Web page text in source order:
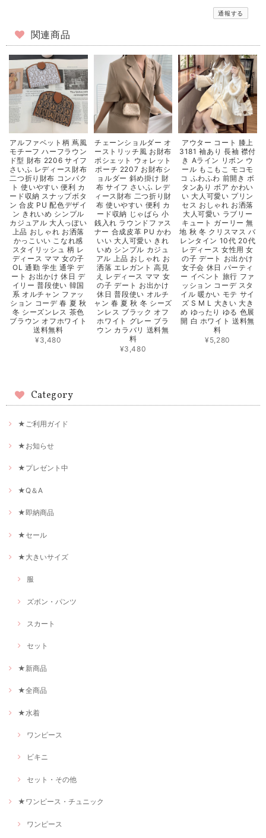
通報する
関連商品
アルファベット柄 蔦風
モチーフ ハーフラウン
ド型 財布 2206 サイフ
さいふ レディース財布
二つ折り財布 コンパク
ト 使いやすい 便利 カ
ード収納 スナップボタ
ン 合皮 PU 配色デザイ
ン きれいめ シンプル
カジュアル 大人っぽい
上品 おしゃれ お洒落
かっこいい こなれ感
スタイリッシュ 柄 レ
ディース ママ 女の子
OL 通勤 学生 通学 デ
ート お出かけ 休日 デ
イリー 普段使い 韓国
系 オルチャン ファッ
ション コーデ 春 夏 秋
冬 シーズンレス 茶色
ブラウン オフホワイト
送料無料
¥3,480
チェーンショルダー オ
ーストリッチ風 お財布
ポシェット ウォレット
ポーチ 2207 お財布シ
ョルダー 斜め掛け 財
布 サイフ さいふ レデ
ィース財布 二つ折り財
布 使いやすい 便利 カ
ード収納 じゃばら 小
銭入れ ラウンドファス
ナー 合成皮革 PU かわ
いい 大人可愛い きれ
いめ シンプル カジュ
アル 上品 おしゃれ お
洒落 エレガント 高見
え レディース ママ 女
の子 デート お出かけ
休日 普段使い オルチ
ャン 春 夏 秋 冬 シーズ
ンレス ブラック オフ
ホワイト グレー ブラ
ウン カラバリ 送料無
料
¥3,480
アウター コート 膝上
3181 袖あり 長袖 襟付
き Aライン リボン ウ
ール もこもこ モコモ
コ ふわふわ 前開き ボ
タンあり ボア かわい
い 大人可愛い プリン
セス おしゃれ お洒落
大人可愛い ラブリー
キュート ガーリー 無
地 秋 冬 クリスマス バ
レンタイン 10代 20代
レディース 女性用 女
の子 デート お出かけ
女子会 休日 パーティ
ー イベント 旅行 ファ
ッション コーデ スタ
イル 暖かい モテ サイ
ズ S M L 大きい 大き
め ゆったり ゆる 色展
開 白 ホワイト 送料無
料
¥5,280
Category
★ご利用ガイド
★お知らせ
★プレゼント中
★Q＆A
★即納商品
★セール
★大きいサイズ
服
ズボン・パンツ
スカート
セット
★新商品
★全商品
★水着
ワンピース
ビキニ
セット・その他
★ワンピース・チュニック
ワンピース